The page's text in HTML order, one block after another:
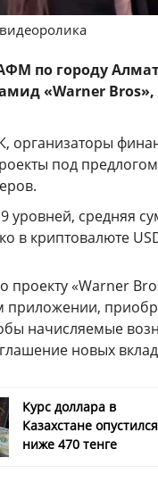
по городу
«Warner Bros»,
организаторы
под
уровней, средняя
в криптовалюте
проекту «Warner
приложении,
начисляемые
новых
Курс доллара в
Казахстане опустился
ниже 470 тенге